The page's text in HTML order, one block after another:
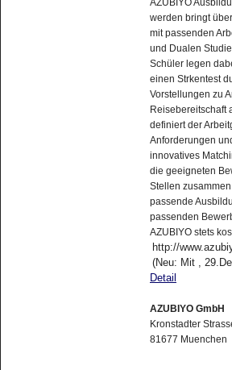
AZUBIYO
werden bringt
mit passenden
und Dualen
Schüler legen
einen Strkentest
Vorstellungen zu
Reisebereitschaft
definiert der
Anforderungen
innovatives
die geeigneten
Stellen
passende
passenden
AZUBIYO stets
http://
(Neu: Mit ,
Detail
AZUBIYO GmbH
Kronstadter
81677 Muenchen